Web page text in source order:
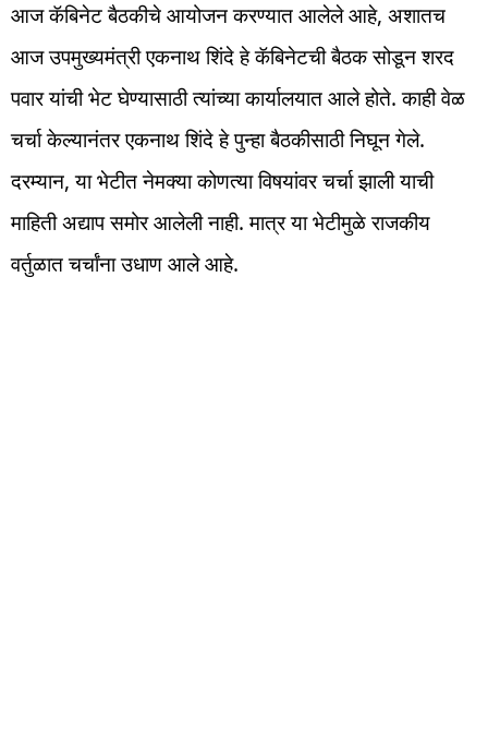
आज कॅबिनेट बैठकीचे आयोजन करण्यात आलेले आहे, अशातच
आज उपमुख्यमंत्री एकनाथ शिंदे हे कॅबिनेटची बैठक सोडून शरद
पवार यांची भेट घेण्यासाठी त्यांच्या कार्यालयात आले होते. काही वेळ
चर्चा केल्यानंतर एकनाथ शिंदे हे पुन्हा बैठकीसाठी निघून गेले.
दरम्यान, या भेटीत नेमक्या कोणत्या विषयांवर चर्चा झाली याची
माहिती अद्याप समोर आलेली नाही. मात्र या भेटीमुळे राजकीय
वर्तुळात चर्चांना उधाण आले आहे.